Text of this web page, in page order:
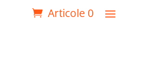
Articole 0